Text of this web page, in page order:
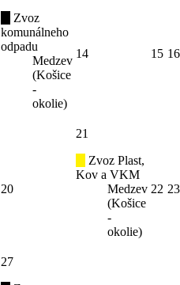
Zvoz
komunálneho
odpadu
Medzev
(Košice
-
okolie)
14 15 16
20
21
Zvoz Plast,
Kov a VKM
Medzev
(Košice
-
okolie)
22 23
27